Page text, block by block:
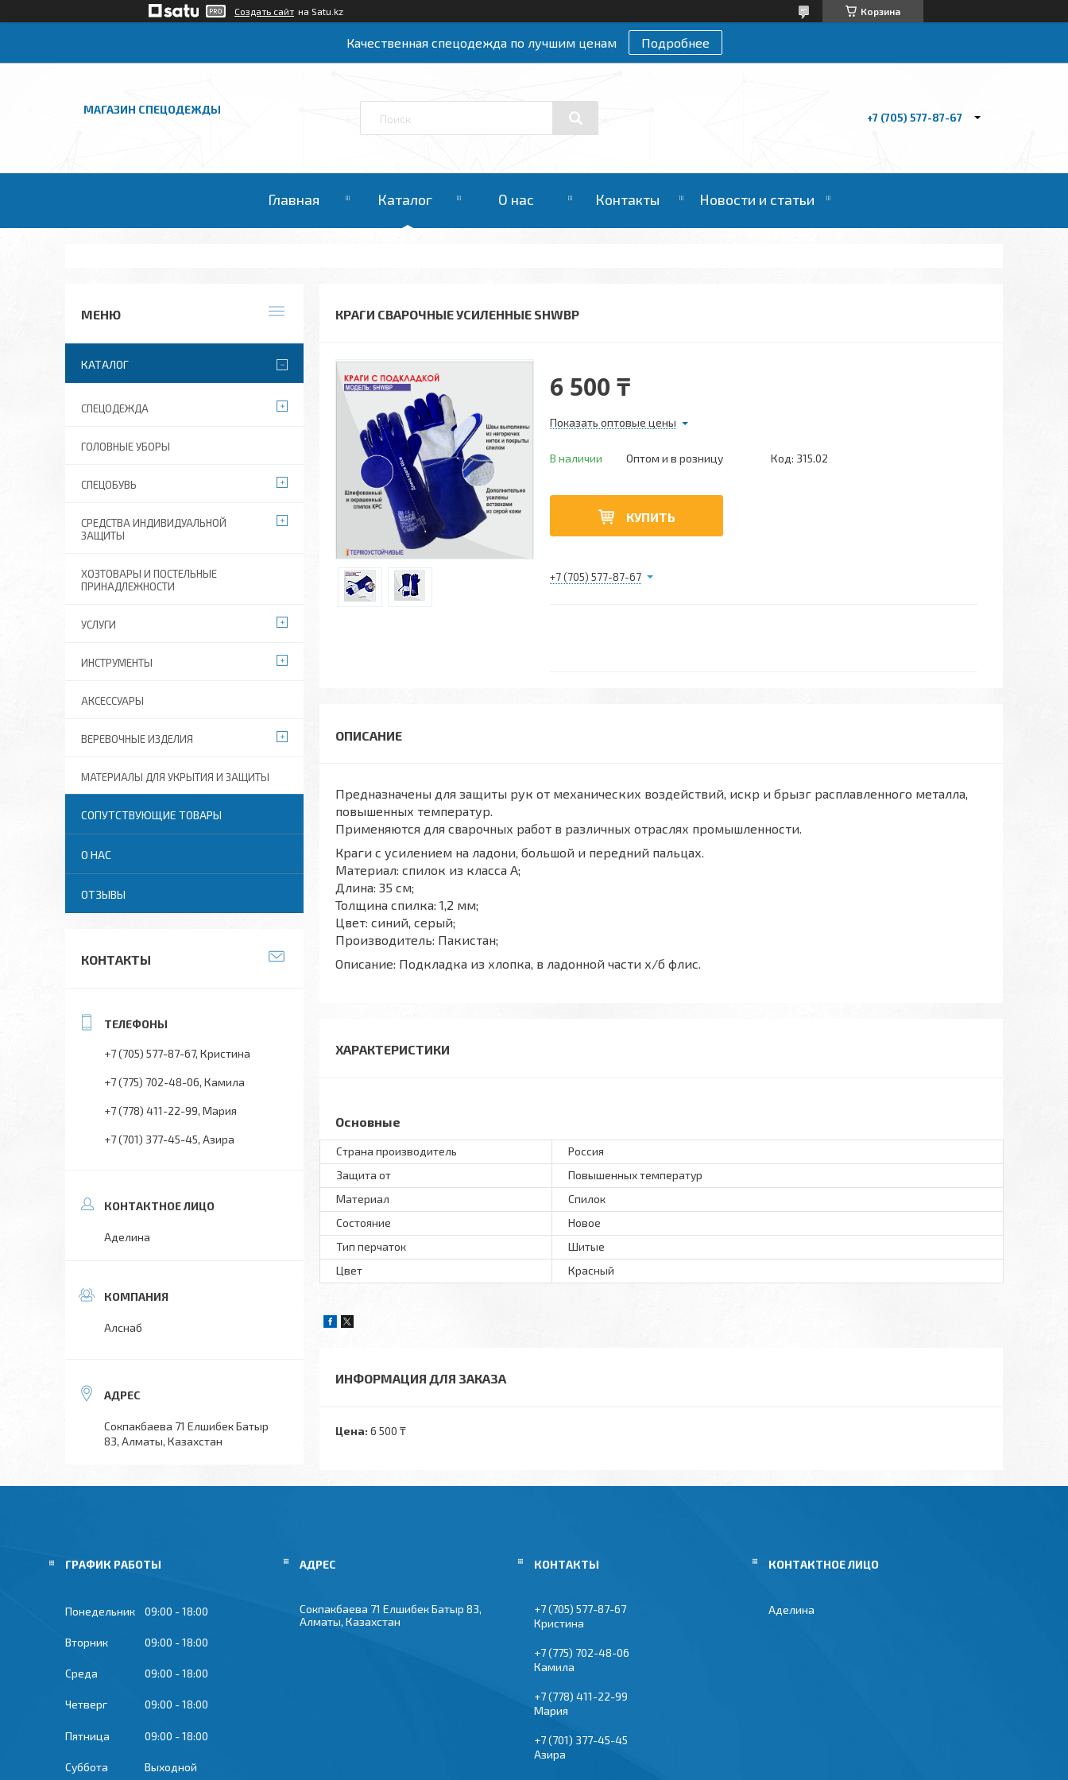
Создать сайт на Satu.kz Корзина
Качественная спецодежда по лучшим ценам Подробнее
МАГАЗИН СПЕЦОДЕЖДЫ
+7 (705) 577-87-67
Главная Каталог О нас Контакты Новости и статьи
КРАГИ СВАРОЧНЫЕ УСИЛЕННЫЕ SHWBP
6 500 ₸
Показать оптовые цены
В наличии Оптом и в розницу Код: 315.02
КУПИТЬ
+7 (705) 577-87-67
Предназначены для защиты рук от механических воздействий, искр и брызг расплавленного металла,
повышенных температур.
Применяются для сварочных работ в различных отраслях промышленности.
Краги c усилением на ладони, большой и передний пальцах.
Материал: спилок из класса А;
Длина: 35 cм;
Толщина спилка: 1,2 мм;
Цвет: синий, серый;
Производитель: Пакистан;
Описание: Подкладка из хлопка, в ладонной части х/б флис.
ХАРАКТЕРИСТИКИ
Основные
Страна производитель
Россия
Защита от
Повышенных температур
Материал
Спилок
Состояние
Новое
Тип перчаток
Шитые
Цвет
Красный
ИНФОРМАЦИЯ ДЛЯ ЗАКАЗА
Цена: 6 500 ₸
КАТАЛОГ
СПЕЦОДЕЖДА
ГОЛОВНЫЕ УБОРЫ
СПЕЦОБУВЬ
СРЕДСТВА ИНДИВИДУАЛЬНОЙ
ЗАЩИТЫ
ХОЗТОВАРЫ И ПОСТЕЛЬНЫЕ
ПРИНАДЛЕЖНОСТИ
УСЛУГИ
ИНСТРУМЕНТЫ
АКСЕССУАРЫ
ВЕРЕВОЧНЫЕ ИЗДЕЛИЯ
МАТЕРИАЛЫ ДЛЯ УКРЫТИЯ И ЗАЩИТЫ
СОПУТСТВУЮЩИЕ ТОВАРЫ
О НАС
ОТЗЫВЫ
КОНТАКТЫ
+7 (705) 577-87-67 Кристина
+7 (775) 702-48-06 Камила
+7 (778) 411-22-99 Мария
+7 (701) 377-45-45 Азира
Аделина
Алснаб
Сокпакбаева 71 Елшибек Батыр
83, Алматы, Казахстан
ГРАФИК РАБОТЫ
Понедельник 09:00 18:00
Вторник 09:00 18:00
Среда 09:00 18:00
Четверг 09:00 18:00
Пятница 09:00 18:00
Суббота Выходной
Сокпакбаева 71 Елшибек Батыр 83,
Алматы, Казахстан
+7 (705) 577-87-67
Кристина
+7 (775) 702-48-06
Камила
+7 (778) 411-22-99
Мария
+7 (701) 377-45-45
Азира
Аделина